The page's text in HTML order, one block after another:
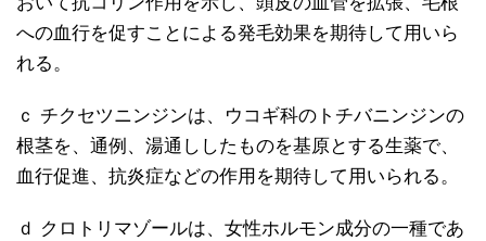
への血行を促すことによる発毛効果を期待して用いら
れる。
ｃ チクセツニンジンは、ウコギ科のトチバニンジンの
根茎を、通例、湯通ししたものを基原とする生薬で、
血行促進、抗炎症などの作用を期待して用いられる。
ｄ クロトリマゾールは、女性ホルモン成分の一種であ